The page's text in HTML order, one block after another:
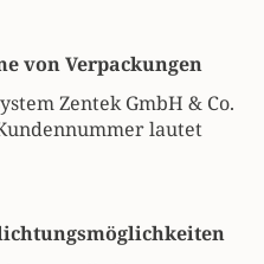
von Verpackungen
Zentek GmbH & Co.
lautet